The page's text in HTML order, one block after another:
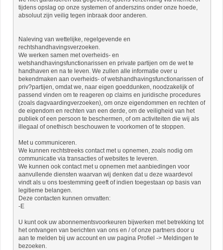
tijdens opslag op onze systemen of anderszins onder onze hoede,
absoluut zijn veilig tegen inbraak door anderen.
Naleving van wettelijke, regelgevende en
rechtshandhavingsverzoeken.
We werken samen met overheids- en
wetshandhavingsfunctionarissen en private partijen om de wet te
handhaven en na te leven. We zullen alle informatie over u
bekendmaken aan overheids- of wetshandhavingsfunctionarissen of
priv?partijen, omdat we, naar eigen goeddunken, noodzakelijk of
passend vinden om te reageren op claims en juridische procedures
(zoals dagvaardingverzoeken), om onze eigendommen en rechten of
de eigendom en rechten van een derde, om de veiligheid van het
publiek of een persoon te beschermen, of om activiteiten die wij als
illegaal of onethisch beschouwen te voorkomen of te stoppen.
Met u communiceren.
We kunnen rechtstreeks contact met u opnemen, zoals nodig om
communicatie via transacties of websites te leveren.
We kunnen ook contact met u opnemen met aanbiedingen voor
aanvullende diensten waarvan wij denken dat u deze waardevol
vindt als u ons toestemming geeft of indien toegestaan ​​op basis van
legitieme belangen.
Deze contacten kunnen omvatten:
-E
U kunt ook uw abonnementsvoorkeuren bijwerken met betrekking tot
het ontvangen van berichten van ons en / of onze partners door u
aan te melden bij uw account en uw pagina Profiel -> Meldingen te
bezoeken.